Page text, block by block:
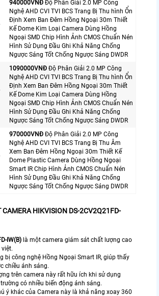
940000VNÐ Độ Phân Giải 2.0 MP Công
Nghệ AHD CVI TVI BCS Trang Bị Thu hình Ổn
Định Xem Ban Đêm Hồng Ngoại 30m Thiết
Kế Dome Kim Loại Camera Dùng Hồng
Ngoại SMD Chip Hình Ảnh CMOS Chuẩn Nén
Hình Sử Dụng Đầu Ghi Khả Năng Chống
Ngược Sáng Tốt Chống Ngược Sáng DWDR
1090000VNÐ Độ Phân Giải 2.0 MP Công
Nghệ AHD CVI TVI BCS Trang Bị Thu hình Ổn
Định Xem Ban Đêm Hồng Ngoại 30m Thiết
Kế Dome Kim Loại Camera Dùng Hồng
Ngoại SMD Chip Hình Ảnh CMOS Chuẩn Nén
Hình Sử Dụng Đầu Ghi Khả Năng Chống
Ngược Sáng Tốt Chống Ngược Sáng DWDR
970000VNÐ Độ Phân Giải 2.0 MP Công
Nghệ AHD CVI TVI BCS Trang Bị Thu Âm
Xem Ban Đêm Hồng Ngoại 30m Thiết Kế
Dome Plastic Camera Dùng Hồng Ngoại
Smart IR Chip Hình Ảnh CMOS Chuẩn Nén
Hình Sử Dụng Đầu Ghi Khả Năng Chống
Ngược Sáng Tốt Chống Ngược Sáng DWDR
HIKVISION DS-2CV2Q21FD-
IW(B) là một camera giám sát chất lượng cao
bị công nghệ Hồng Ngoại Smart IR, giúp thấy
chiều ánh sáng.
trên camera này rất hữu ích khi sử dụng
có nhiều biến động ánh sáng.
ý khác của Camera này là khả năng xoay 360